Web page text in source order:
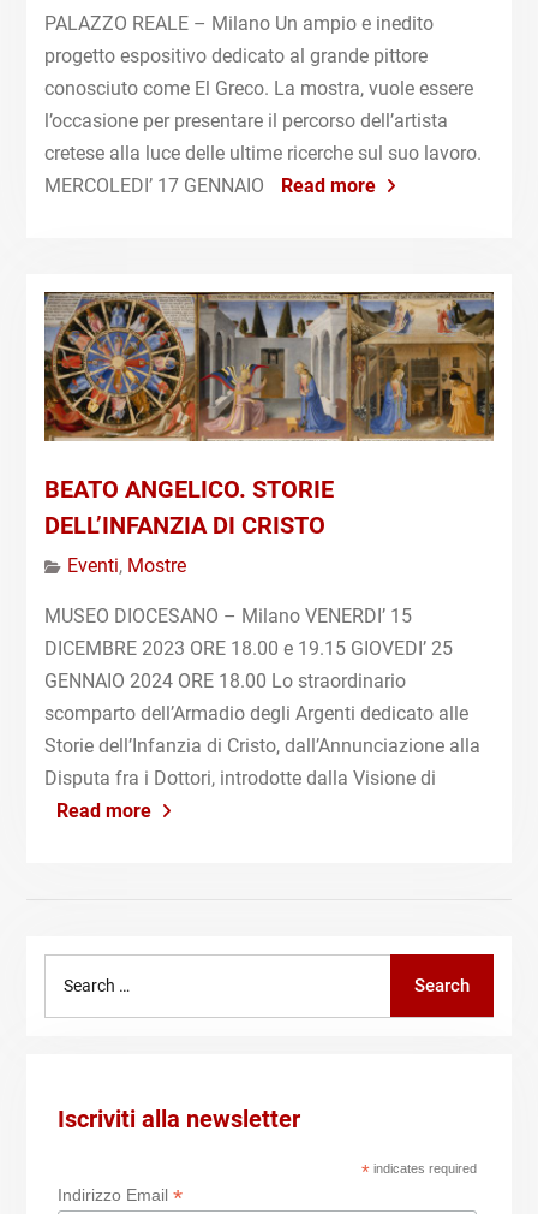
PALAZZO REALE – Milano Un ampio e inedito
progetto espositivo dedicato al grande pittore
conosciuto come El Greco. La mostra, vuole essere
l’occasione per presentare il percorso dell’artista
cretese alla luce delle ultime ricerche sul suo lavoro.
MERCOLEDI’ 17 GENNAIO
Read more
BEATO ANGELICO. STORIE
DELL’INFANZIA DI CRISTO
Eventi, Mostre
MUSEO DIOCESANO – Milano VENERDI’ 15
DICEMBRE 2023 ORE 18.00 e 19.15 GIOVEDI’ 25
GENNAIO 2024 ORE 18.00 Lo straordinario
scomparto dell’Armadio degli Argenti dedicato alle
Storie dell’Infanzia di Cristo, dall’Annunciazione alla
Disputa fra i Dottori, introdotte dalla Visione di
Read more
Search
Iscriviti alla newsletter
*indicates required
Indirizzo Email *